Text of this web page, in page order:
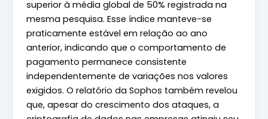
superior à média global de 50% registrada na
mesma pesquisa. Esse índice manteve-se
praticamente estável em relação ao ano
anterior, indicando que o comportamento de
pagamento permanece consistente
independentemente de variações nos valores
exigidos. O relatório da Sophos também revelou
que, apesar do crescimento dos ataques, a